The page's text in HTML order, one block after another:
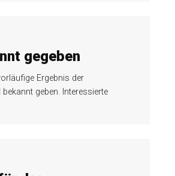
gegeben
Ergebnis der
geben. Interessierte